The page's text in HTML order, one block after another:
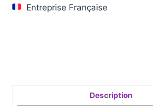
Entreprise Française
Description